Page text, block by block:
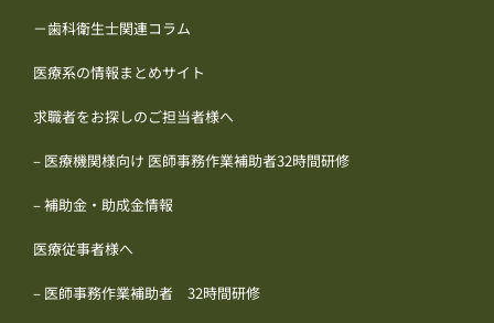
－歯科衛生士関連コラム
医療系の情報まとめサイト
求職者をお探しのご担当者様へ
– 医療機関様向け 医師事務作業補助者32時間研修
– 補助金・助成金情報
医療従事者様へ
– 医師事務作業補助者 32時間研修